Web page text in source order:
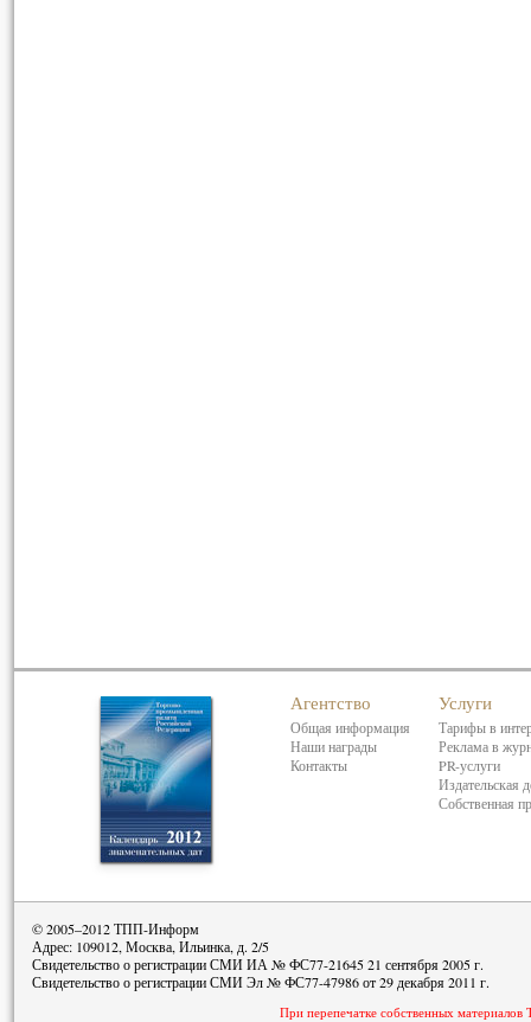
Агентство
Общая информация
Наши награды
Контакты
Услуги
Тарифы в
Реклама в
PR-услуги
Издательская
Собственная
© 2005–2012 ТПП-Информ
Адрес: 109012, Москва, Ильинка, д. 2/5
Свидетельство о регистрации СМИ ИА № ФС77-21645 21 сентября 2005 г.
Свидетельство о регистрации СМИ Эл № ФС77-47986 от 29 декабря 2011 г.
При перепечатке собственных